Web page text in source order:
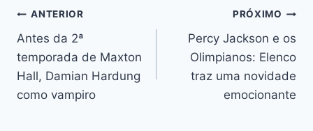
Navegação
de
Post
ANTERIOR
Antes da 2ª
temporada de Maxton
Hall, Damian Hardung
como vampiro
PRÓXIMO
Percy Jackson e os
Olimpianos: Elenco
traz uma novidade
emocionante